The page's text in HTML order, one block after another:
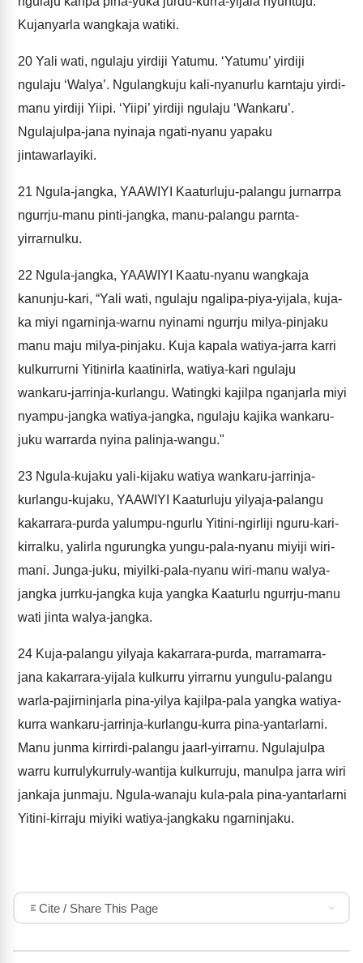
Kujanyarla wangkaja watiki.
20 Yali wati, ngulaju yirdiji Yatumu. ‘Yatumu’ yirdiji
ngulaju ‘Walya’. Ngulangkuju kali-nyanurlu karntaju yirdi-
manu yirdiji Yiipi. ‘Yiipi’ yirdiji ngulaju ‘Wankaru’.
Ngulajulpa-jana nyinaja ngati-nyanu yapaku
jintawarlayiki.
21 Ngula-jangka, YAAWIYI Kaaturluju-palangu jurnarrpa
ngurrju-manu pinti-jangka, manu-palangu parnta-
yirrarnulku.
22 Ngula-jangka, YAAWIYI Kaatu-nyanu wangkaja
kanunju-kari, “Yali wati, ngulaju ngalipa-piya-yijala, kuja-
ka miyi ngarninja-warnu nyinami ngurrju milya-pinjaku
manu maju milya-pinjaku. Kuja kapala watiya-jarra karri
kulkurrurni Yitinirla kaatinirla, watiya-kari ngulaju
wankaru-jarrinja-kurlangu. Watingki kajilpa nganjarla miyi
nyampu-jangka watiya-jangka, ngulaju kajika wankaru-
juku warrarda nyina palinja-wangu."
23 Ngula-kujaku yali-kijaku watiya wankaru-jarrinja-
kurlangu-kujaku, YAAWIYI Kaaturluju yilyaja-palangu
kakarrara-purda yalumpu-ngurlu Yitini-ngirliji nguru-kari-
kirralku, yalirla ngurungka yungu-pala-nyanu miyiji wiri-
mani. Junga-juku, miyilki-pala-nyanu wiri-manu walya-
jangka jurrku-jangka kuja yangka Kaaturlu ngurrju-manu
wati jinta walya-jangka.
24 Kuja-palangu yilyaja kakarrara-purda, marramarra-
jana kakarrara-yijala kulkurru yirrarnu yungulu-palangu
warla-pajirninjarla pina-yilya kajilpa-pala yangka watiya-
kurra wankaru-jarrinja-kurlangu-kurra pina-yantarlarni.
Manu junma kirrirdi-palangu jaarl-yirrarnu. Ngulajulpa
warru kurrulykurruly-wantija kulkurruju, manulpa jarra wiri
jankaja junmaju. Ngula-wanaju kula-pala pina-yantarlarni
Yitini-kirraju miyiki watiya-jangkaku ngarninjaku.
Cite / Share This Page